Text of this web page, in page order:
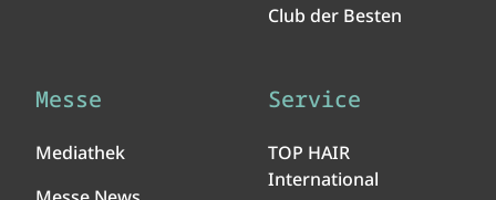
Club der Besten
Messe
Mediathek
Service
TOP HAIR
International